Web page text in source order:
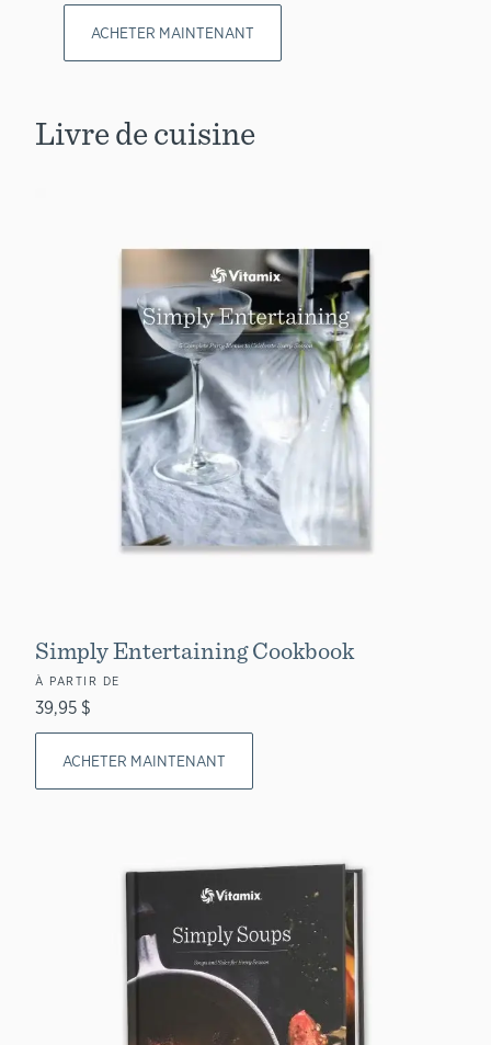
ACHETER MAINTENANT
Livre de cuisine
Simply Entertaining Cookbook
À PARTIR DE
39,95 $
ACHETER MAINTENANT